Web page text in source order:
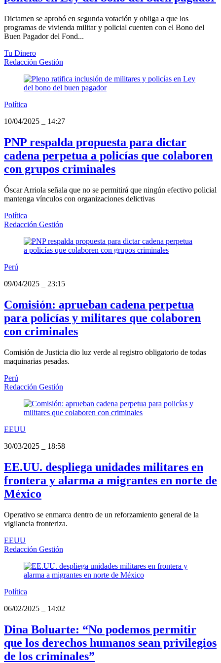
Dictamen se aprobó en segunda votación y obliga a que los
programas de vivienda militar y policial cuenten con el Bono del
Buen Pagador del Fond...
Tu Dinero
Redacción Gestión
Política
10/04/2025
14:27
PNP respalda propuesta para dictar
cadena perpetua a policías que colaboren
con grupos criminales
Óscar Arriola señala que no se permitirá que ningún efectivo policial
mantenga vínculos con organizaciones delictivas
Política
Redacción Gestión
Perú
09/04/2025
23:15
Comisión: aprueban cadena perpetua
para policías y militares que colaboren
con criminales
Comisión de Justicia dio luz verde al registro obligatorio de todas
maquinarias pesadas.
Perú
Redacción Gestión
EEUU
30/03/2025
18:58
EE.UU. despliega unidades militares en
frontera y alarma a migrantes en norte de
México
Operativo se enmarca dentro de un reforzamiento general de la
vigilancia fronteriza.
EEUU
Redacción Gestión
Política
06/02/2025
14:02
Dina Boluarte: “No podemos permitir
que los derechos humanos sean privilegios
de los criminales”